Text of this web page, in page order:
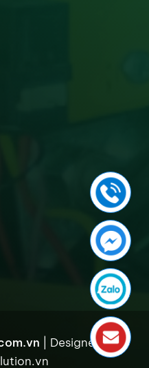
| Designed by